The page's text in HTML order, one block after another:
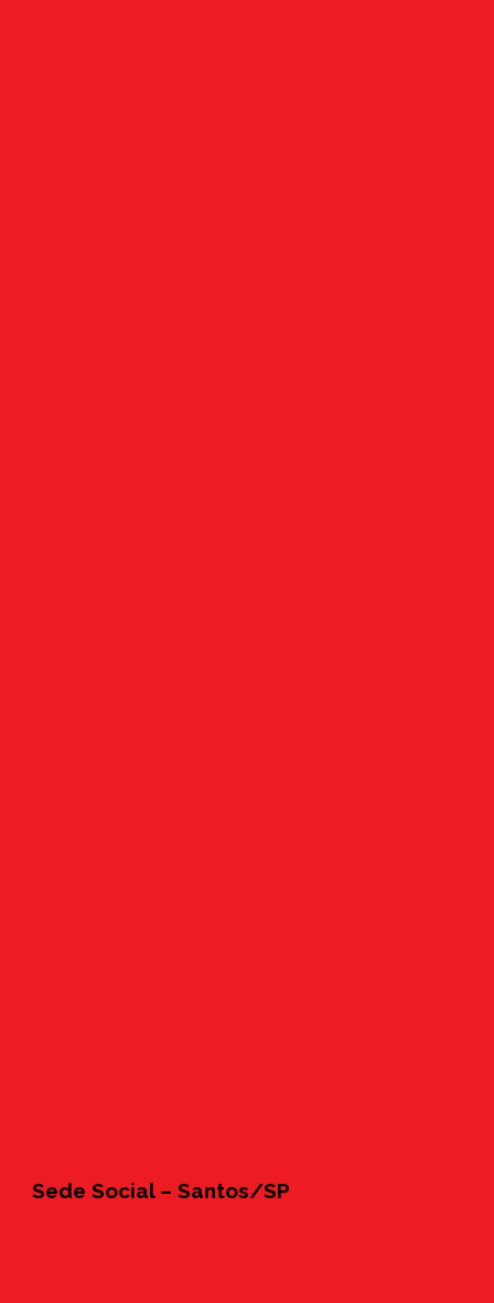
Sede Social – Santos/SP